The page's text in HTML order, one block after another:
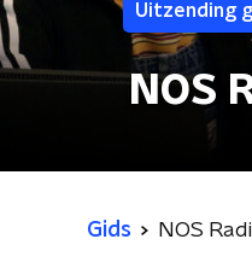
Uitzending
NOS
Gids NOS